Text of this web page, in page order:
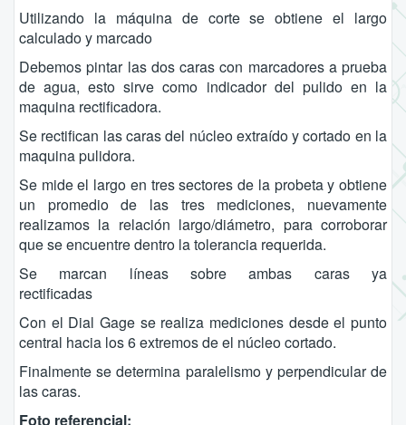
Utilizando la máquina de corte se obtiene el largo
calculado y marcado
Debemos pintar las dos caras con marcadores a prueba
de agua, esto sirve como indicador del pulido en la
maquina rectificadora.
Se rectifican las caras del núcleo extraído y cortado en la
maquina pulidora.
Se mide el largo en tres sectores de la probeta y obtiene
un promedio de las tres mediciones, nuevamente
realizamos la relación largo/diámetro, para corroborar
que se encuentre dentro la tolerancia requerida.
Se marcan líneas sobre ambas caras ya
rectificadas
Con el Dial Gage se realiza mediciones desde el punto
central hacia los 6 extremos de el núcleo cortado.
Finalmente se determina paralelismo y perpendicular de
las caras.
Foto referencial: